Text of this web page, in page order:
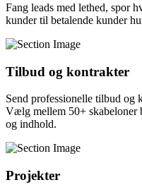
Fang leads med lethed, spor
kunder til betalende kunder
Tilbud og kontrakter
Send professionelle tilbud og
Vælg mellem 50+ skabeloner
og indhold.
Projekter